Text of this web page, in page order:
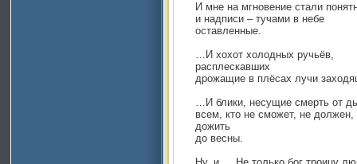
И мне на мгновение стали
и надписи – тучами в небе
оставленные.
…И хохот холодных ручьёв,
расплескавших
дрожащие в плёсах лучи
…И блики, несущие смерть от
всем, кто не сможет, не должен,
дожить
до весны.